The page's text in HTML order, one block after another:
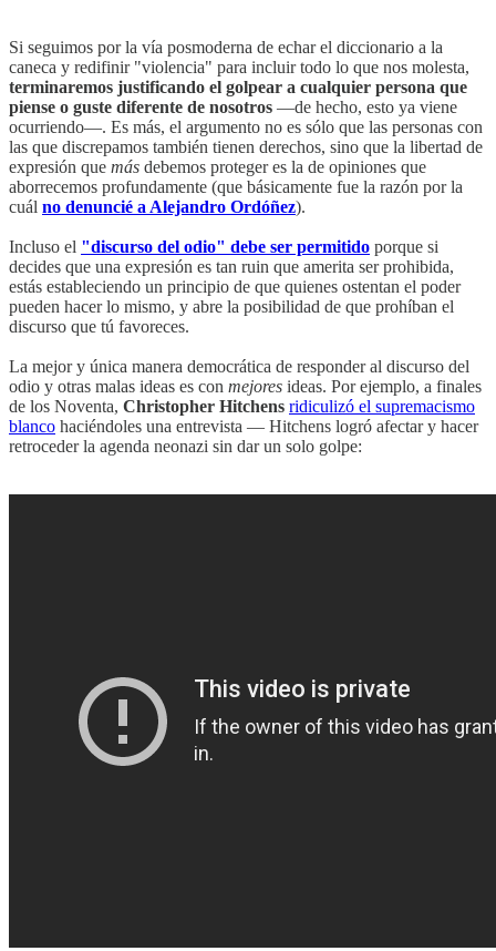
Si seguimos por la vía posmoderna de echar el diccionario a la
caneca y redifinir "violencia" para incluir todo lo que nos molesta,
terminaremos justificando el golpear a cualquier persona que
piense o guste diferente de nosotros —de hecho, esto ya viene
ocurriendo—. Es más, el argumento no es sólo que las personas con
las que discrepamos también tienen derechos, sino que la libertad de
expresión que más debemos proteger es la de opiniones que
aborrecemos profundamente (que básicamente fue la razón por la
cuál no denuncié a Alejandro Ordóñez).
Incluso el "discurso del odio" debe ser permitido porque si
decides que una expresión es tan ruin que amerita ser prohibida,
estás estableciendo un principio de que quienes ostentan el poder
pueden hacer lo mismo, y abre la posibilidad de que prohíban el
discurso que tú favoreces.
La mejor y única manera democrática de responder al discurso del
odio y otras malas ideas es con mejores ideas. Por ejemplo, a finales
de los Noventa, Christopher Hitchens ridiculizó el supremacismo
blanco haciéndoles una entrevista — Hitchens logró afectar y hacer
retroceder la agenda neonazi sin dar un solo golpe: